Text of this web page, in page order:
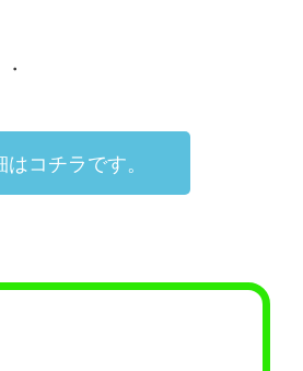
はコチラです。